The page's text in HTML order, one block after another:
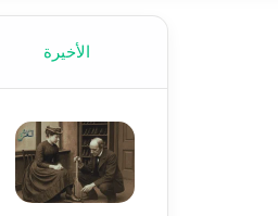
الأخيرة